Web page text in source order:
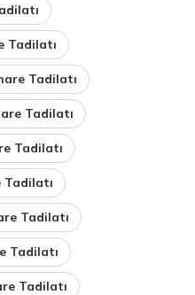
Tadilatı
Tadilatı
Tadilatı
Tadilatı
Tadilatı
Tadilatı
Tadilatı